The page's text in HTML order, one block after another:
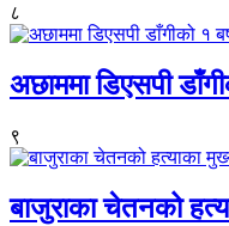
८
अछाममा डिएसपी
९
बाजुराका चेतनको